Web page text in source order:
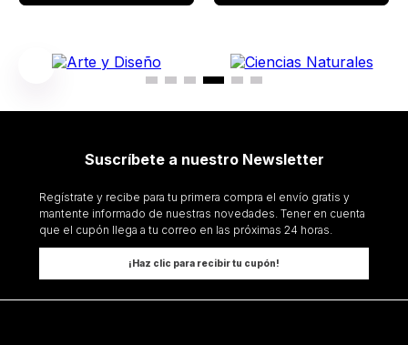
Suscríbete a nuestro Newsletter
Regístrate y recibe para tu primera compra el envío gratis y
mantente informado de nuestras novedades. Tener en cuenta
que el cupón llega a tu correo en las próximas 24 horas.
¡Haz clic para recibir tu cupón!